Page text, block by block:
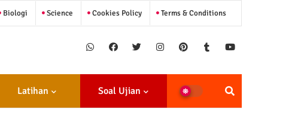
Biologi Science Cookies Policy Terms & Conditions
Latihan Soal Ujian